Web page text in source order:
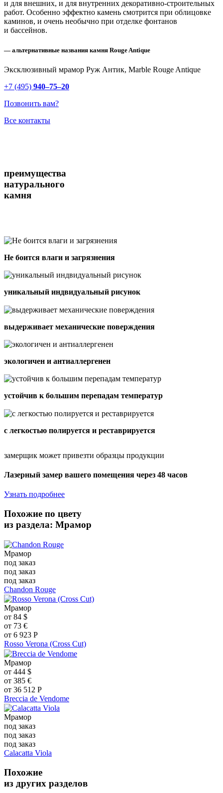
и для внешних, и для внутренних декоративно-строительных
работ. Особенно эффектно камень смотрится при облицовке
каминов, и очень необычно при отделке фонтанов
и бассейнов.
— альтернативные названия камня Rouge Antique
Эксклюзивный мрамор Руж Антик, Marble Rouge Antique
+7 (495) 940–75–20
Позвонить вам?
Все контакты
преимущества
натурального
камня
Не боится влаги и загрязнения
уникальный индвидуальный рисунок
выдерживает механические поверждения
экологичен и антиаллергенен
устойчив к большим перепадам температур
с легкостью полируется и реставрируется
замерщик может привезти образцы продукции
Лазерный замер вашего помещения через 48 часов
Узнать подробнее
Похожие по цвету
из раздела: Мрамор
Мрамор
под заказ
под заказ
под заказ
Chandon Rouge
Мрамор
от 84 $
от 73 €
от 6 923 Р
Rosso Verona (Cross Cut)
Мрамор
от 444 $
от 385 €
от 36 512 Р
Breccia de Vendome
Мрамор
под заказ
под заказ
под заказ
Calacatta Viola
Похожие
из других разделов